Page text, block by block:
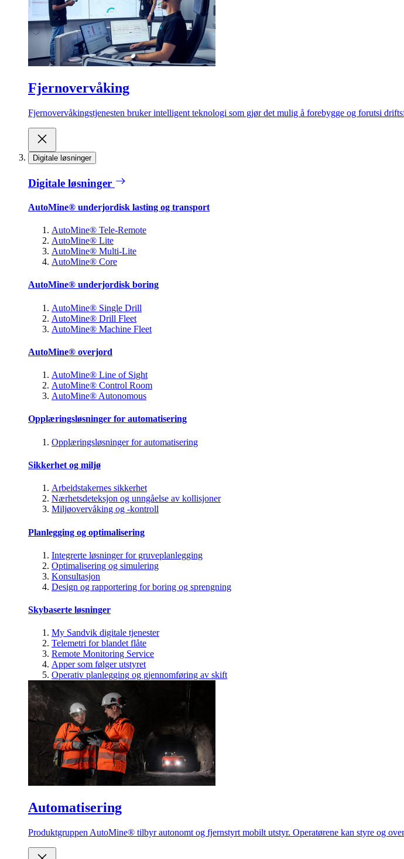
Fjernovervåking
Fjernovervåkingstjenesten bruker intelligent teknologi som gjør det mulig å forebygge og forutsi
Digitale løsninger
Digitale løsninger
AutoMine® underjordisk lasting og transport
AutoMine® Tele-Remote
AutoMine® Lite
AutoMine® Multi-Lite
AutoMine® Core
AutoMine® underjordisk boring
AutoMine® Single Drill
AutoMine® Drill Fleet
AutoMine® Machine Fleet
AutoMine® overjord
AutoMine® Line of Sight
AutoMine® Control Room
AutoMine® Autonomous
Opplæringsløsninger for automatisering
Opplæringsløsninger for automatisering
Sikkerhet og miljø
Arbeidstakernes sikkerhet
Nærhetsdeteksjon og unngåelse av kollisjoner
Miljøovervåking og -kontroll
Planlegging og optimalisering
Integrerte løsninger for gruveplanlegging
Optimalisering og simulering
Konsultasjon
Design og rapportering for boring og sprengning
Skybaserte løsninger
My Sandvik digitale tjenester
Telemetri for blandet flåte
Remote Monitoring Service
Apper som følger utstyret
Operativ planlegging og gjennomføring av skift
Automatisering
Produktgruppen AutoMine® tilbyr autonomt og fjernstyrt mobilt utstyr. Operatørene kan styre og